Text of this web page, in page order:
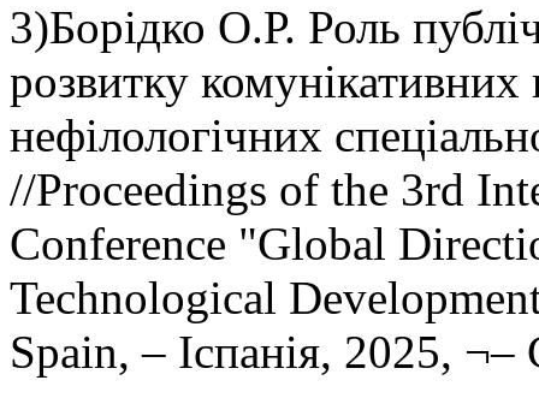
3)Борідко О.Р. Роль
розвитку комунікативних
нефілологічних
//Proceedings of the 3rd
Conference "Global
Technological
Spain, – Іспанія, 2025,